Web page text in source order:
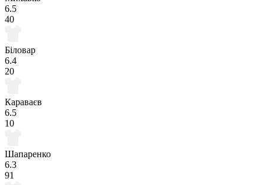
6.5
40
Біловар
6.4
20
Караваєв
6.5
10
Шапаренко
6.3
91